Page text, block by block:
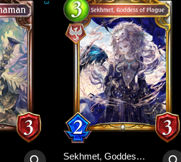
3
Sekhmet, Goddess of Plague